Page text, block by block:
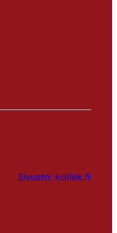
Sivusto: kallek.fi